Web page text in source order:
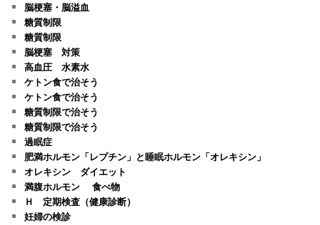
脳梗塞・脳溢血
糖質制限
糖質制限
脳梗塞 対策
高血圧 水素水
ケトン食で治そう
ケトン食で治そう
糖質制限で治そう
糖質制限で治そう
過眠症
肥満ホルモン「レプチン」と睡眠ホルモン「オレキシン」
オレキシン ダイエット
満腹ホルモン 食べ物
Ｈ 定期検査（健康診断）
妊婦の検診